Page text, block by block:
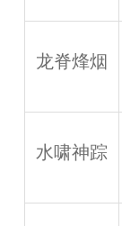
龙脊烽烟
水啸神踪